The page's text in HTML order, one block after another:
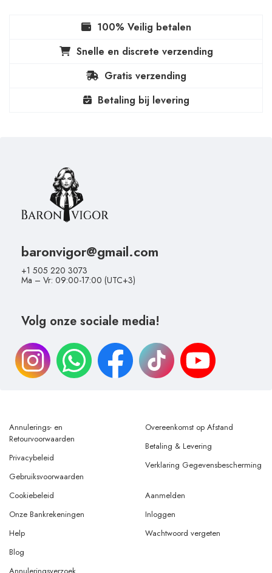
100% Veilig betalen
Snelle en discrete verzending
Gratis verzending
Betaling bij levering
baronvigor@gmail.com
+1 505 220 3073
Ma – Vr: 09:00-17:00 (UTC+3)
Volg onze sociale media!
Annulerings- en
Retourvoorwaarden
Privacybeleid
Gebruiksvoorwaarden
Overeenkomst op Afstand
Betaling & Levering
Verklaring Gegevensbescherming
Cookiebeleid
Onze Bankrekeningen
Help
Aanmelden
Inloggen
Wachtwoord vergeten
Blog